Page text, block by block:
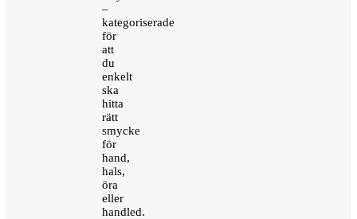
–
kategoriserade
för
att
du
enkelt
ska
hitta
rätt
smycke
för
hand,
hals,
öra
eller
handled.